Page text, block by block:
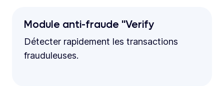
Module anti-fraude "Verify
Détecter rapidement les transactions
frauduleuses.